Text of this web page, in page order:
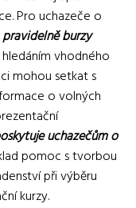
Pro uchazeče o
burzy
vhodného
mohou setkat s
o volných
uchazečům o
pomoc s tvorbou
při výběru
kurzy.